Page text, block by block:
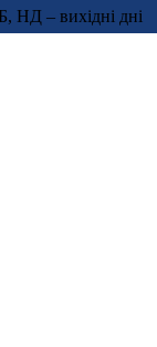
НД – вихідні дні